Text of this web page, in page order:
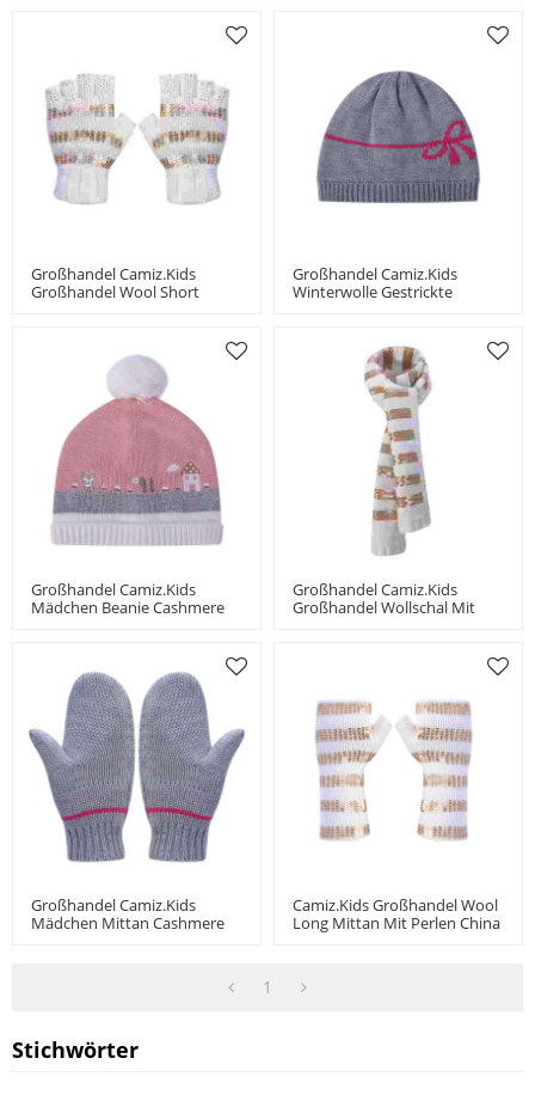
Großhandel Camiz.kids
Großhandel Wool Short
Großhandel Camiz.kids
Winterwolle Gestrickte
Großhandel Camiz.kids
Mädchen Beanie Cashmere
Großhandel Camiz.kids
Großhandel Wollschal Mit
Großhandel Camiz.kids
Mädchen Mittan Cashmere
Camiz.kids Großhandel Wool
Long Mittan Mit Perlen China
1
Stichwörter